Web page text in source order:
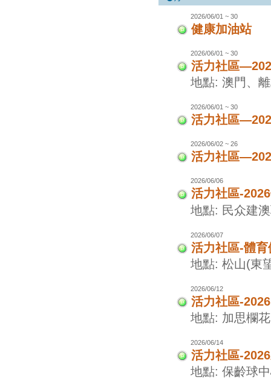
2026/06/01 ~ 30
健康加油站
2026/06/01 ~ 30
活力社區
地點: 澳門、
2026/06/01 ~ 30
活力社區
2026/06/02 ~ 26
活力社區
2026/06/06
活力社區-
地點: 民众建
2026/06/07
活力社區-體
地點: 松山(東
2026/06/12
活力社區-
地點: 加思欄
2026/06/14
活力社區-
地點: 保齡球